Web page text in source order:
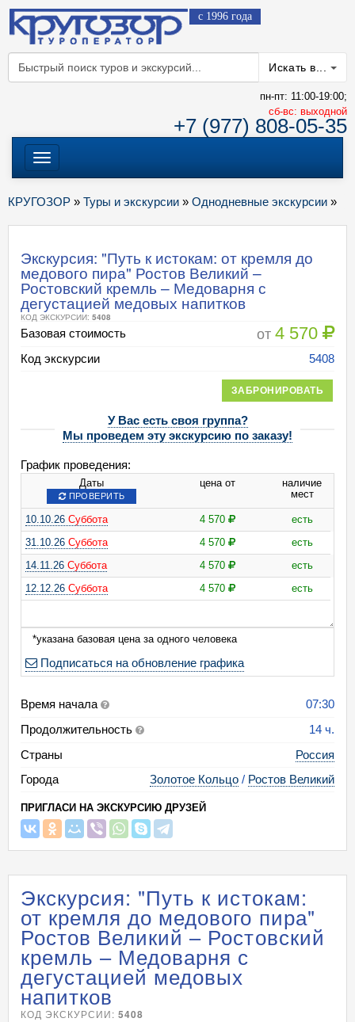
с 1996 года
Искать в...
пн-пт: 11:00-19:00;
cб-вс: выходной
+7 (977) 808-05-35
Меню
КРУГОЗОР » Туры и экскурсии » Однодневные экскурсии »
Экскурсия: "Путь к истокам: от кремля до
медового пира" Ростов Великий –
Ростовский кремль – Медоварня с
дегустацией медовых напитков
КОД ЭКСКУРСИИ: 5408
Базовая стоимость от 4 570
Код экскурсии 5408
ЗАБРОНИРОВАТЬ
У Вас есть своя группа?
Мы проведем эту экскурсию по заказу!
График проведения:
Даты
ПРОВЕРИТЬ
цена от
наличие
мест
10.10.26 Суббота 4 570
есть
31.10.26 Суббота 4 570
есть
14.11.26 Суббота 4 570
есть
12.12.26 Суббота 4 570 есть
*указана базовая цена за одного человека
Подписаться на обновление графика
Время начала
07:30
Продолжительность
14 ч.
Страны
Россия
Города
Золотое Кольцо / Ростов Великий
ПРИГЛАСИ НА ЭКСКУРСИЮ ДРУЗЕЙ
Экскурсия: "Путь к истокам:
от кремля до медового пира"
Ростов Великий – Ростовский
кремль – Медоварня с
дегустацией медовых
напитков
КОД ЭКСКУРСИИ:5408